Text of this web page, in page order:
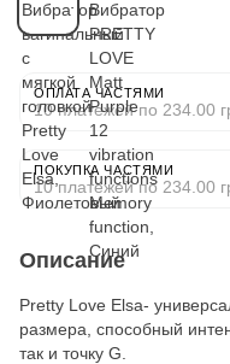
ОПЛАТА ЧАСТЯМИ
10 платежей по 234.00
ПОКУПКА ЧАСТЯМИ
10 платежей по 234.00
Описание
Pretty Love Elsa-
размера, способный
так и точку G.